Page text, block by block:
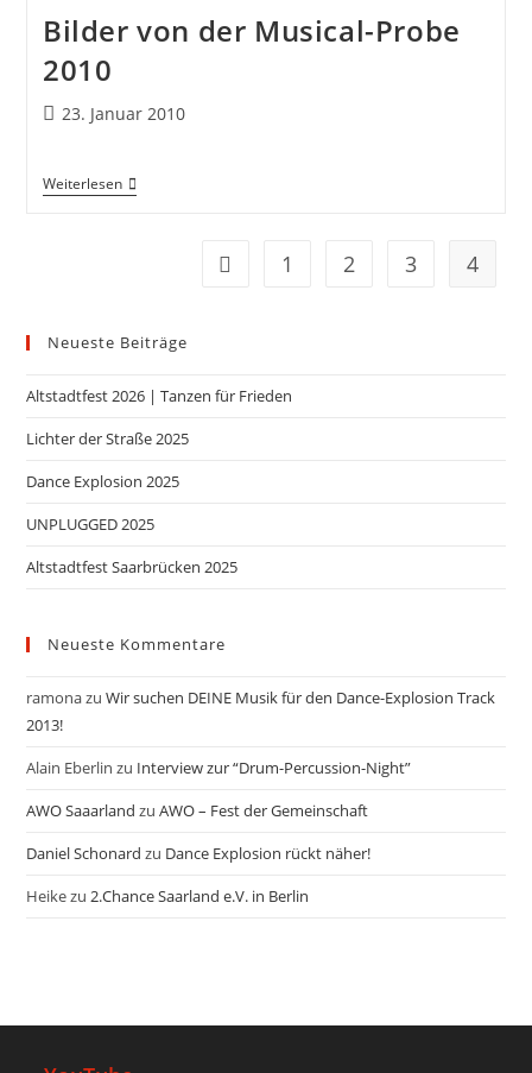
Bilder von der Musical-Probe
2010
23. Januar 2010
Weiterlesen
1 2 3 4
Neueste Beiträge
Altstadtfest 2026 | Tanzen für Frieden
Lichter der Straße 2025
Dance Explosion 2025
UNPLUGGED 2025
Altstadtfest Saarbrücken 2025
Neueste Kommentare
ramonazuWir suchen DEINE Musik für den Dance-Explosion Track
2013!
Alain Eberlin zu Interview zur “Drum-Percussion-Night”
AWO Saaarland zuAWO – Fest der Gemeinschaft
Daniel Schonard zu Dance Explosion rückt näher!
Heikezu2.Chance Saarland e.V. in Berlin